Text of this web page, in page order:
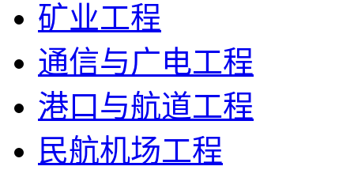
矿业工程
通信与广电工程
港口与航道工程
民航机场工程